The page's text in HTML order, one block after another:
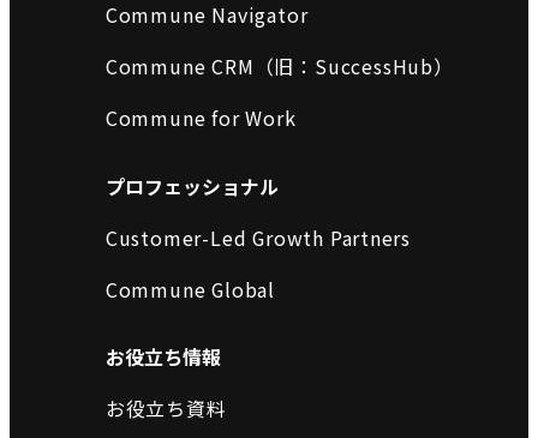
Commune Navigator
Commune CRM（旧：SuccessHub）
Commune for Work
プロフェッショナル
Customer-Led Growth Partners
Commune Global
お役立ち情報
お役立ち資料